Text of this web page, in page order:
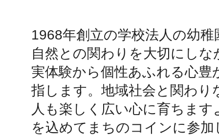
1968年創立の学校法人の幼
自然との関わりを大切にし
実体験から個性あふれる心豊
指します。地域社会と関わり
人も楽しく広い心に育ちま
を込めてまちのコインに参加
鴻巣
池袋